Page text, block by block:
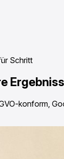
Schritt
konform,